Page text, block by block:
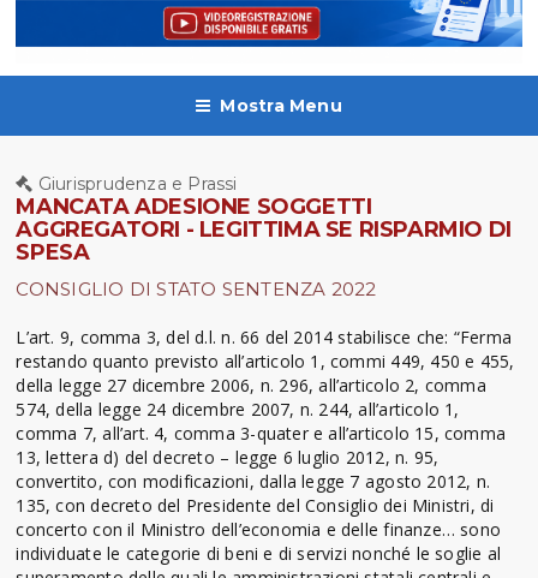
Mostra Menu
Giurisprudenza e Prassi
MANCATA ADESIONE SOGGETTI
AGGREGATORI - LEGITTIMA SE RISPARMIO DI
SPESA
CONSIGLIO DI STATO SENTENZA 2022
L’art. 9, comma 3, del d.l. n. 66 del 2014 stabilisce che: “Ferma
restando quanto previsto all’articolo 1, commi 449, 450 e 455,
della legge 27 dicembre 2006, n. 296, all’articolo 2, comma
574, della legge 24 dicembre 2007, n. 244, all’articolo 1,
comma 7, all’art. 4, comma 3-quater e all’articolo 15, comma
13, lettera d) del decreto – legge 6 luglio 2012, n. 95,
convertito, con modificazioni, dalla legge 7 agosto 2012, n.
135, con decreto del Presidente del Consiglio dei Ministri, di
concerto con il Ministro dell’economia e delle finanze… sono
individuate le categorie di beni e di servizi nonché le soglie al